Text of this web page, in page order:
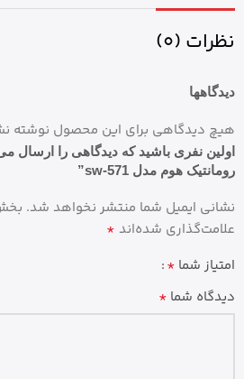
نظرات (0)
دیدگاهها
هیچ دیدگاهی برای این محصول نوشته
اولین نفری باشید که دیدگاهی را ارسال می
رومانتیک هوم مدل sw-571”
نشانی ایمیل شما منتشر نخواهد شد.
علامت‌گذاری شده‌اند *
امتیاز شما *
دیدگاه شما *